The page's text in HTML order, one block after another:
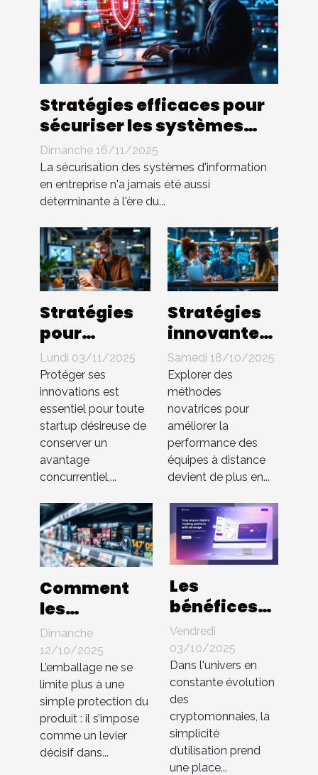
Stratégies efficaces pour
sécuriser les systèmes
d'information en
entreprise
Dimanche 16/11/2025
La sécurisation des systèmes d'information
en entreprise n'a jamais été aussi
déterminante à l'ère du...
Stratégies
pour
protéger les
innovations
en startup
sans brevet
Lundi 03/11/2025
Protéger ses
innovations est
essentiel pour toute
startup désireuse de
conserver un
avantage
concurrentiel,...
Stratégies
innovantes
pour
booster
l'efficacité
des équipes
à distance
Samedi 18/10/2025
Explorer des
méthodes
novatrices pour
améliorer la
performance des
équipes à distance
devient de plus en...
Comment
les
innovations
en
packaging
influencent-
elles les
ventes ?
Dimanche
12/10/2025
L’emballage ne se
limite plus à une
simple protection du
produit : il s’impose
comme un levier
décisif dans...
Les
bénéfices
d'une
interface
utilisateur
intuitive
dans les
échanges
de cryptos
Vendredi
03/10/2025
Dans l'univers en
constante évolution
des
cryptomonnaies, la
simplicité
d’utilisation prend
une place...